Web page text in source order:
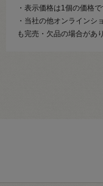
・表示価格は1個の価格で
・当社の他オンラインシ
も完売・欠品の場合があ